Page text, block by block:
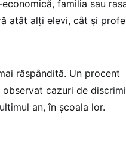
familia sau
atât alți elevi, cât și
răspândită. Un procent
cazuri de
an, în școala lor.